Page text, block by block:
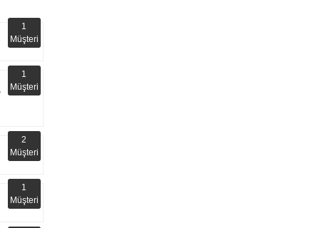
1
Müşteri
1
Müşteri
2
Müşteri
1
Müşteri